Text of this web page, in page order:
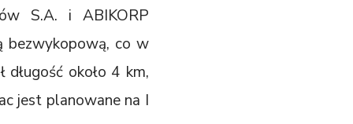
S.A. i ABIKORP
bezwykopową, co w
około 4 km,
jest planowane na I